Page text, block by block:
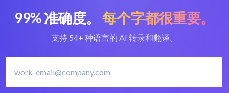
99% 准确度。 每个字都很重要。
支持 54+ 种语言的 AI 转录和翻译。